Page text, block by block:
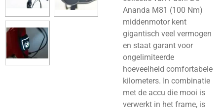
Ananda M81 (100 Nm)
middenmotor kent
gigantisch veel vermogen
en staat garant voor
ongelimiteerde
hoeveelheid comfortabele
kilometers. In combinatie
met de accu die mooi is
verwerkt in het frame, is